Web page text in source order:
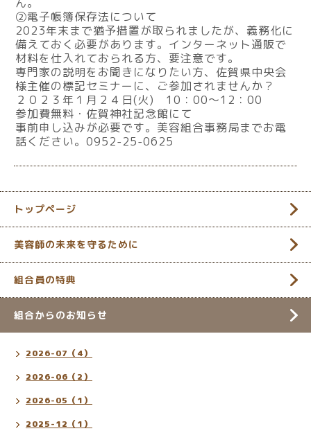
②電子帳簿保存法について
2023年末まで猶予措置が取られましたが、義務化に
備えておく必要があります。インターネット通販で
材料を仕入れておられる方、要注意です。
専門家の説明をお聞きになりたい方、 佐賀県中央会
様主催の標記セミナーに、ご参加されませんか？
２０２３年１月２４日(火) 10：00～12：00
参加費無料・佐賀神社記念館にて
事前申し込みが必要です。美容組合事務局までお電
話ください。0952-25-0625
トップページ
美容師の未来を守るために
組合員の特典
組合からのお知らせ
2026-07（4）
2026-06（2）
2026-05（1）
2025-12（1）